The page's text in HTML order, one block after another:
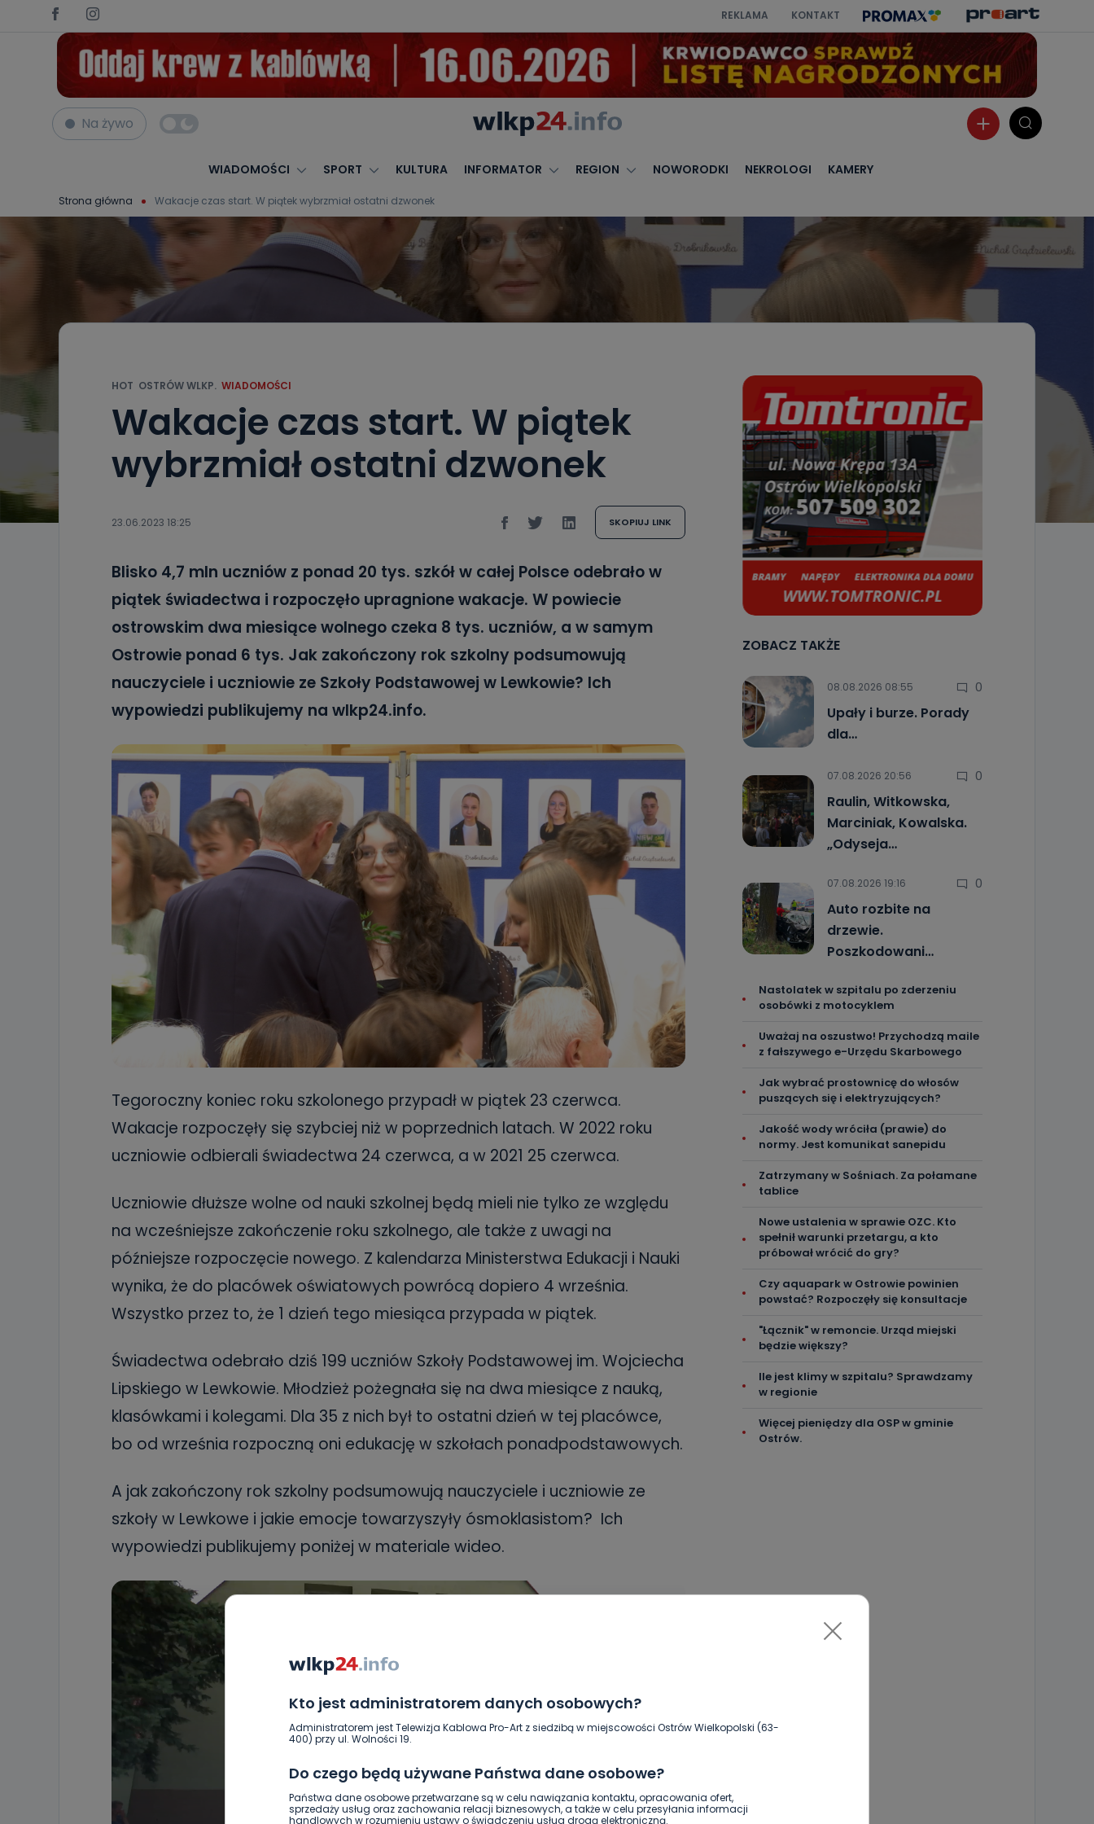
REKLAMA KONTAKT
Na żywo
WIADOMOŚCI SPORT KULTURA INFORMATOR REGION NOWORODKI NEKROLOGI KAMERY
Strona główna Wakacje czas start. W piątek wybrzmiał ostatni dzwonek
Kto jest administratorem danych osobowych?
Administratorem jest Telewizja Kablowa Pro-Art z siedzibą w miejscowości Ostrów Wielkopolski (63-
400) przy ul. Wolności 19.
Do czego będą używane Państwa dane osobowe?
Państwa dane osobowe przetwarzane są w celu nawiązania kontaktu, opracowania ofert,
sprzedaży usług oraz zachowania relacji biznesowych, a także w celu przesyłania informacji
handlowych w rozumieniu ustawy o świadczeniu usług drogą elektroniczną.
HOT OSTRÓW WLKP. WIADOMOŚCI
Wakacje czas start. W piątek
wybrzmiał ostatni dzwonek
23.06.2023 18:25 SKOPIUJ LINK
Blisko 4,7 mln uczniów z ponad 20 tys. szkół w całej Polsce odebrało w
piątek świadectwa i rozpoczęło upragnione wakacje. W powiecie
ostrowskim dwa miesiące wolnego czeka 8 tys. uczniów, a w samym
Ostrowie ponad 6 tys. Jak zakończony rok szkolny podsumowują
nauczyciele i uczniowie ze Szkoły Podstawowej w Lewkowie? Ich
wypowiedzi publikujemy na wlkp24.info.
Tegoroczny koniec roku szkolonego przypadł w piątek 23 czerwca.
Wakacje rozpoczęły się szybciej niż w poprzednich latach. W 2022 roku
uczniowie odbierali świadectwa 24 czerwca, a w 2021 25 czerwca.
Uczniowie dłuższe wolne od nauki szkolnej będą mieli nie tylko ze względu
na wcześniejsze zakończenie roku szkolnego, ale także z uwagi na
późniejsze rozpoczęcie nowego. Z kalendarza Ministerstwa Edukacji i Nauki
wynika, że do placówek oświatowych powrócą dopiero 4 września.
Wszystko przez to, że 1 dzień tego miesiąca przypada w piątek.
Świadectwa odebrało dziś 199 uczniów Szkoły Podstawowej im. Wojciecha
Lipskiego w Lewkowie. Młodzież pożegnała się na dwa miesiące z nauką,
klasówkami i kolegami. Dla 35 z nich był to ostatni dzień w tej placówce,
bo od września rozpoczną oni edukację w szkołach ponadpodstawowych.
A jak zakończony rok szkolny podsumowują nauczyciele i uczniowie ze
szkoły w Lewkowe i jakie emocje towarzyszyły ósmoklasistom? Ich
wypowiedzi publikujemy poniżej w materiale wideo.
ZOBACZ TAKŻE
08.08.2026 08:55 0
Upały i burze. Porady
dla…
07.08.2026 20:56 0
Raulin, Witkowska,
Marciniak, Kowalska.
„Odyseja…
07.08.2026 19:16 0
Auto rozbite na
drzewie.
Poszkodowani…
Nastolatek w szpitalu po zderzeniu
osobówki z motocyklem
Uważaj na oszustwo! Przychodzą maile
z fałszywego e-Urzędu Skarbowego
Jak wybrać prostownicę do włosów
puszących się i elektryzujących?
Jakość wody wróciła (prawie) do
normy. Jest komunikat sanepidu
Zatrzymany w Sośniach. Za połamane
tablice
Nowe ustalenia w sprawie OZC. Kto
spełnił warunki przetargu, a kto
próbował wrócić do gry?
Czy aquapark w Ostrowie powinien
powstać? Rozpoczęły się konsultacje
"Łącznik" w remoncie. Urząd miejski
będzie większy?
Ile jest klimy w szpitalu? Sprawdzamy
w regionie
Więcej pieniędzy dla OSP w gminie
Ostrów.